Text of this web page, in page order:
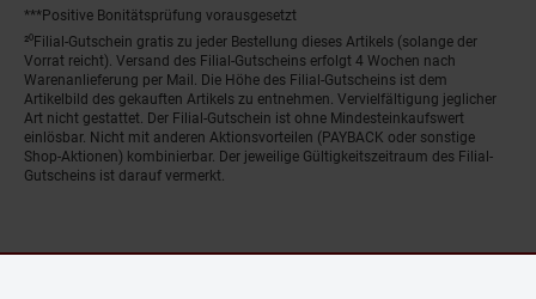
***Positive Bonitätsprüfung vorausgesetzt
²⁰Filial-Gutschein gratis zu jeder Bestellung dieses Artikels (solange der
Vorrat reicht). Versand des Filial-Gutscheins erfolgt 4 Wochen nach
Warenanlieferung per Mail. Die Höhe des Filial-Gutscheins ist dem
Artikelbild des gekauften Artikels zu entnehmen. Vervielfältigung jeglicher
Art nicht gestattet. Der Filial-Gutschein ist ohne Mindesteinkaufswert
einlösbar. Nicht mit anderen Aktionsvorteilen (PAYBACK oder sonstige
Shop-Aktionen) kombinierbar. Der jeweilige Gültigkeitszeitraum des Filial-
Gutscheins ist darauf vermerkt.